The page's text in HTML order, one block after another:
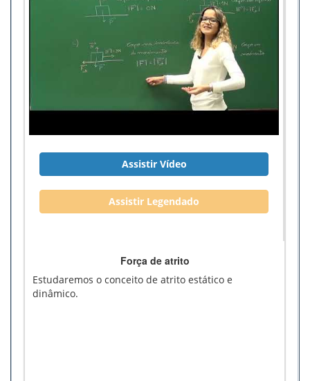
Assistir Vídeo
Assistir Legendado
Força de atrito
Estudaremos o conceito de atrito estático e
dinâmico.